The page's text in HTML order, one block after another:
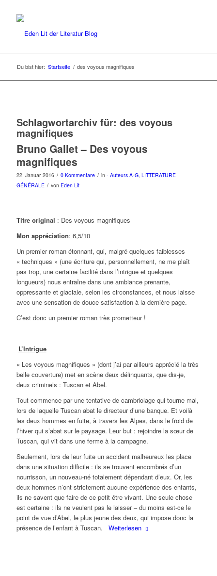
Du bist hier: Startseite / des voyous magnifiques
Schlagwortarchiv für: des voyous
magnifiques
Bruno Gallet – Des voyous
magnifiques
22. Januar 2016 / 0 Kommentare / in - Auteurs A-G, LITTERATURE
GÉNÉRALE / von Eden Lit
Titre original : Des voyous magnifiques
Mon appréciation: 6,5/10
Un premier roman étonnant, qui, malgré quelques faiblesses
« techniques » (une écriture qui, personnellement, ne me plaît
pas trop, une certaine facilité dans l’intrigue et quelques
longueurs) nous entraîne dans une ambiance prenante,
oppressante et glaciale, selon les circonstances, et nous laisse
avec une sensation de douce satisfaction à la dernière page.
C’est donc un premier roman très prometteur !
L’Intrigue
« Les voyous magnifiques » (dont j’ai par ailleurs apprécié la très
belle couverture) met en scène deux délinquants, que dis-je,
deux criminels : Tuscan et Abel.
Tout commence par une tentative de cambriolage qui tourne mal,
lors de laquelle Tuscan abat le directeur d’une banque. Et voilà
les deux hommes en fuite, à travers les Alpes, dans le froid de
l’hiver qui s’abat sur le paysage. Leur but : rejoindre la sœur de
Tuscan, qui vit dans une ferme à la campagne.
Seulement, lors de leur fuite un accident malheureux les place
dans une situation difficile : ils se trouvent encombrés d’un
nourrisson, un nouveau-né totalement dépendant d’eux. Or, les
deux hommes n’ont strictement aucune expérience des enfants,
ils ne savent que faire de ce petit être vivant. Une seule chose
est certaine : ils ne veulent pas le laisser – du moins est-ce le
point de vue d’Abel, le plus jeune des deux, qui impose donc la
présence de l’enfant à Tuscan. Weiterlesen